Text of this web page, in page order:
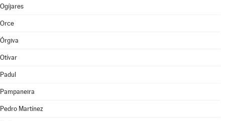
Ogíjares
Orce
Órgiva
Otívar
Padul
Pampaneira
Pedro Martínez